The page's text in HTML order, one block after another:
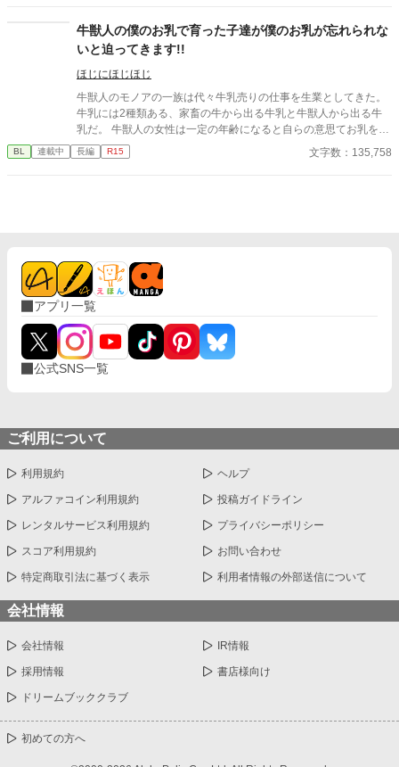
牛獣人の僕のお乳で育った子達が僕のお乳が忘れられな
いと迫ってきます!!
ほじにほじほじ
牛獣人のモノアの一族は代々牛乳売りの仕事を生業としてきた。
牛乳には2種類ある、家畜の牛から出る牛乳と牛獣人から出る牛
乳だ。 牛獣人の女性は一定の年齢になると自らの意思てお乳を出
すことが出来る。 そして、僕たち家族普段は家畜の牛の牛乳を売
っているが母と姉達の牛乳は濃厚で喉越しや舌触りが良いお貴族
ってるの姉さん達！僕のお乳に牛乳を垂らして飲ませてみろだな
んて！そんなの上手くいくわけ…え、飲んでるよ？え？」 そんな
こんなで、お乳を呑まない赤子が飲んだ噂は広がり他のお貴族様
達にもうちの子がお乳を飲んでくれないの！と言う相談を受け
て、他のほとんどの子は母や姉達のお乳で飲んでくれる子だった
けど何故か数人には僕のお乳がお気に召したようでー 昔お乳をあ
たえた子達が僕のお乳が忘れられないと迫ってきます!! 「僕はお
ります(＞＜) 誤字脱字、言葉使いが変な所がありましたら脳内変
換して頂けますと幸いです。
BL 連載中 長編 R15 文字数：135,758
アプリ一覧
公式SNS一覧
ご利用について
利用規約 ヘルプ
アルファコイン利用規約 投稿ガイドライン
レンタルサービス利用規約 プライバシーポリシー
スコア利用規約 お問い合わせ
特定商取引法に基づく表示 利用者情報の外部送信について
会社情報
会社情報 IR情報
採用情報 書店様向け
ドリームブッククラブ
初めての方へ